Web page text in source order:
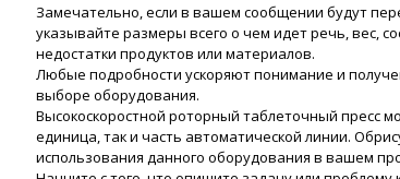
Замечательно, если в вашем сообщении будут
указывайте размеры всего о чем идет речь, вес,
недостатки продуктов или материалов.
Любые подробности ускоряют понимание и
выборе оборудования.
Высокоскоростной роторный таблеточный пресс
единица, так и часть автоматической линии.
использования данного оборудования в вашем
упаковки DK-05 когда получим в Астрахань ?
Роман Цибульский
Здравствуйте Надежда, Ваше
складе, как прописано в
Наталья